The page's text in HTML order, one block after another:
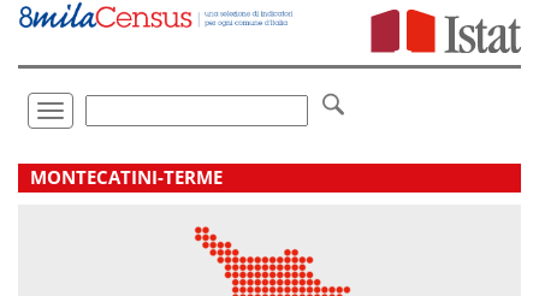
Vai
direttamente
Toggle
navigation
.
MONTECATINI-TERME